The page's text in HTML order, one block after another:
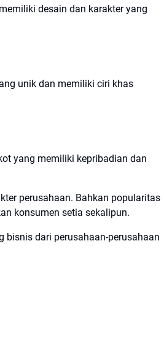
desain dan karakter yang
unik dan memiliki ciri khas
yang memiliki kepribadian dan
perusahaan. Bahkan popularitas
konsumen setia sekalipun.
bisnis dari perusahaan-perusahaan